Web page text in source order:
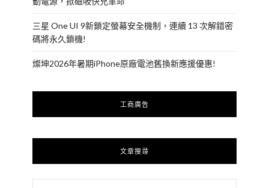
三星 One UI 9新鎖定螢幕安全機制，連續 13 次解錯密
碼將永久鎖機!
燦坤2026年暑期iPhone原廠電池舊換新應援優惠!
工商廣告
文章搜尋